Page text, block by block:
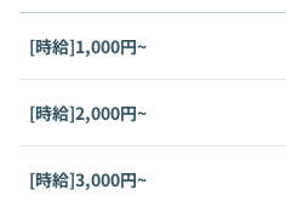
[時給]1,000円~
[時給]2,000円~
[時給]3,000円~